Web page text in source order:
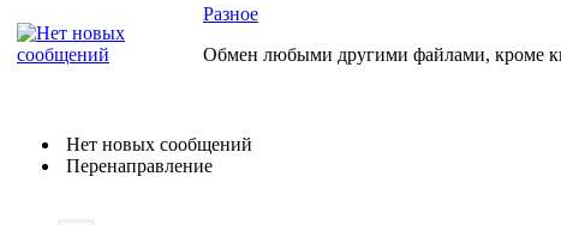
Разное
Обмен любыми другими файлами, кроме
Нет новых сообщений
Перенаправление